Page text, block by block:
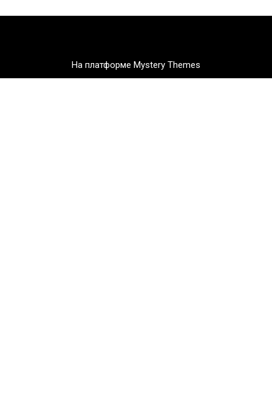
На платформе Mystery Themes